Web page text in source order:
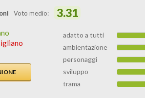
Voto medio: 3.31
adatto a tutti
ambientazione
personaggi
sviluppo
trama